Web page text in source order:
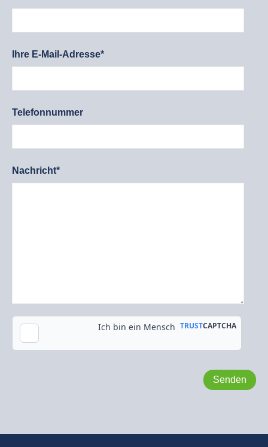
Ihre E-Mail-Adresse*
Telefonnummer
Nachricht*
Kopie an meine E-Mail-Adresse senden